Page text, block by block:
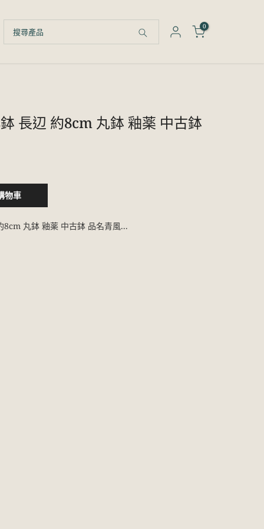
0
長辺 約8cm 丸鉢 釉薬 中古鉢
物車
8cm 丸鉢 釉薬 中古鉢 品名青風...